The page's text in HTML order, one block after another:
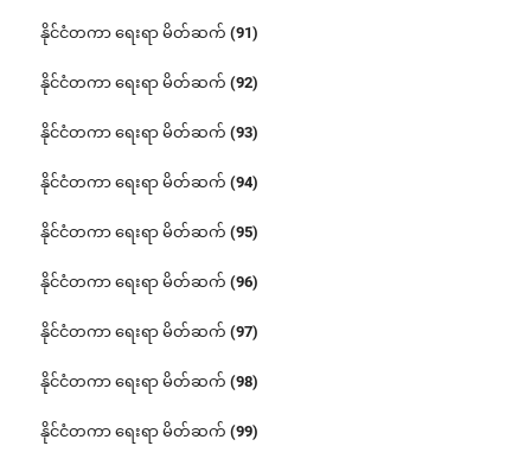
နိုင်ငံတကာ ရေးရာ မိတ်ဆက် (91)
နိုင်ငံတကာ ရေးရာ မိတ်ဆက် (92)
နိုင်ငံတကာ ရေးရာ မိတ်ဆက် (93)
နိုင်ငံတကာ ရေးရာ မိတ်ဆက် (94)
နိုင်ငံတကာ ရေးရာ မိတ်ဆက် (95)
နိုင်ငံတကာ ရေးရာ မိတ်ဆက် (96)
နိုင်ငံတကာ ရေးရာ မိတ်ဆက် (97)
နိုင်ငံတကာ ရေးရာ မိတ်ဆက် (98)
နိုင်ငံတကာ ရေးရာ မိတ်ဆက် (99)